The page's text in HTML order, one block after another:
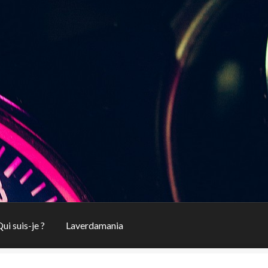
suis-je ? Laverdamania